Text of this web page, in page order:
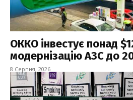
ОККО інвестує понад
модернізацію АЗС до
8 Серпня, 2026